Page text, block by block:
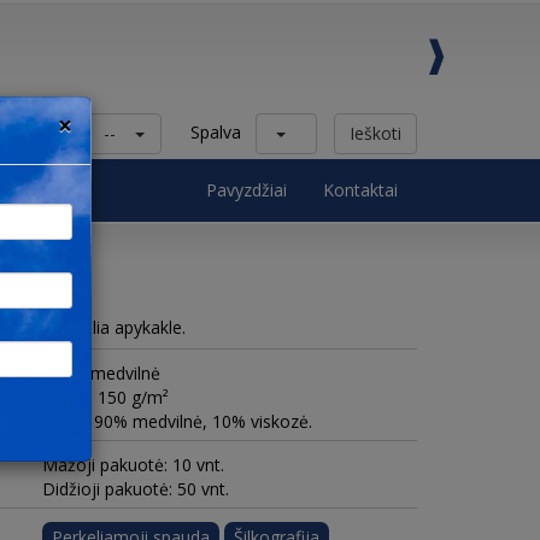
Kategorija -- Spalva Ieškoti
Pavyzdžiai Kontaktai
apvalia apykakle.
100% medvilnė
Tankis 150 g/m²
* Ash: 90% medvilnė, 10% viskozė.
Mažoji pakuotė: 10 vnt.
Didžioji pakuotė: 50 vnt.
×